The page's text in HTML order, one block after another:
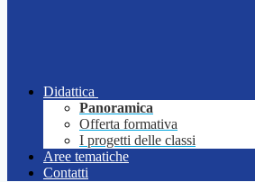
Didattica
Panoramica
Offerta formativa
I progetti delle classi
Aree tematiche
Contatti